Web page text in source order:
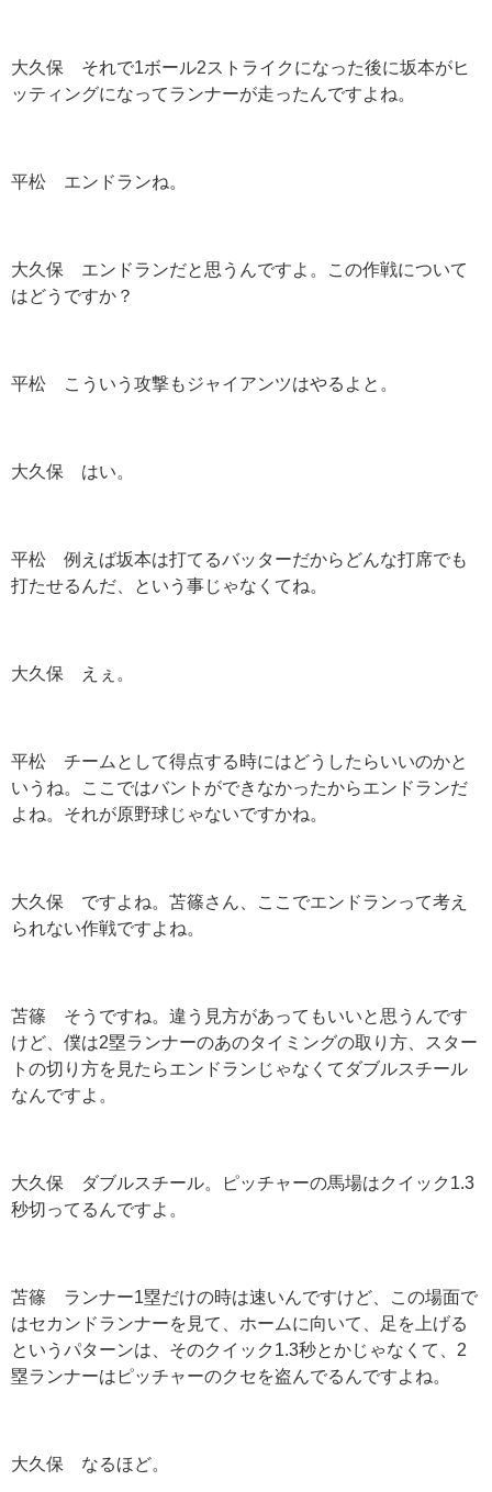
大久保 それで1 ボール2ストライクになった後に坂本がヒ
ッティングになってランナーが走ったんですよね。
平松 エンドランね。
大久保 エンドランだと思うんですよ。この作戦について
はどうですか？
平松 こういう攻撃もジャイアンツはやるよと。
大久保 はい。
平松 例えば坂本は打てるバッターだからどんな打席でも
打たせるんだ、という事じゃなくてね。
大久保 えぇ。
平松 チームとして得点する時にはどうしたらいいのかと
いうね。ここではバントができなかったからエンドランだ
よね。それが原野球じゃないですかね。
大久保 ですよね。苫篠さん、ここでエンドランって考え
られない作戦ですよね。
苫篠 そうですね。違う見方があってもいいと思うんです
けど、僕は2塁ランナーのあのタイミングの取り方、スター
トの切り方を見たらエンドランじゃなくてダブルスチール
なんですよ。
大久保 ダブルスチール。ピッチャーの馬場はクイック 1.3
秒切ってるんですよ。
苫篠 ランナー1 塁だけの時は速いんですけど、この場面で
はセカンドランナーを見て、ホームに向いて、足を上げる
というパターンは、そのクイック 1.3秒とかじゃなくて、 2
塁ランナーはピッチャーのクセを盗んでるんですよね。
大久保 なるほど。